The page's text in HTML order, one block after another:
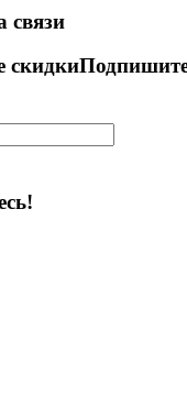
связи
скидки